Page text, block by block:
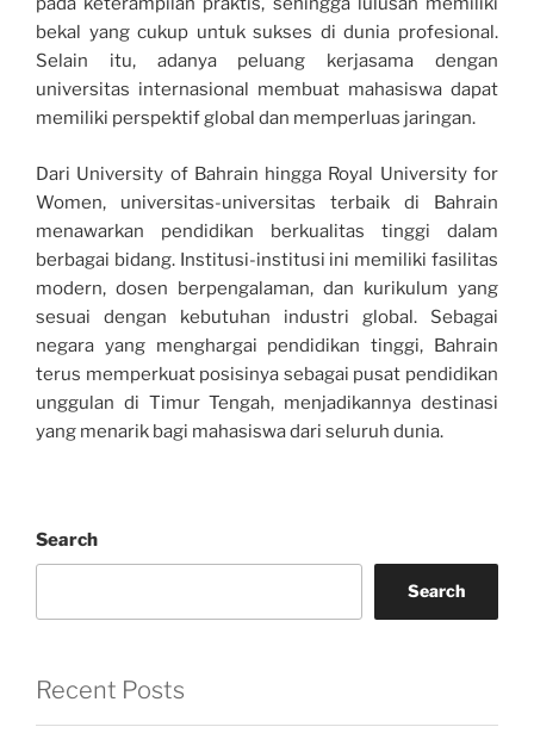
bekal yang cukup untuk sukses di dunia profesional.
Selain itu, adanya peluang kerjasama dengan
universitas internasional membuat mahasiswa dapat
memiliki perspektif global dan memperluas jaringan.
Dari University of Bahrain hingga Royal University for
Women, universitas-universitas terbaik di Bahrain
menawarkan pendidikan berkualitas tinggi dalam
berbagai bidang. Institusi-institusi ini memiliki fasilitas
modern, dosen berpengalaman, dan kurikulum yang
sesuai dengan kebutuhan industri global. Sebagai
negara yang menghargai pendidikan tinggi, Bahrain
terus memperkuat posisinya sebagai pusat pendidikan
unggulan di Timur Tengah, menjadikannya destinasi
yang menarik bagi mahasiswa dari seluruh dunia.
Search
Search
Recent Posts